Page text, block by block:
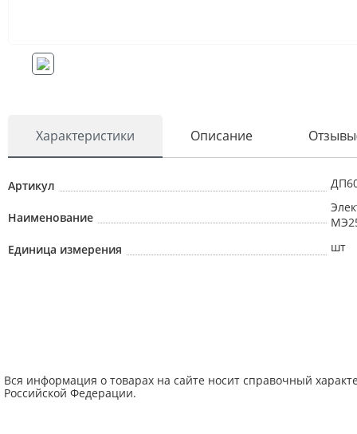
Характеристики Описание
Артикул
Наименование
Единица измерения
шт
Вся информация о товарах на сайте носит справочный
Российской Федерации.